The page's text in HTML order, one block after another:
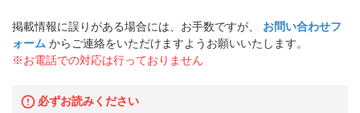
掲載情報に誤りがある場合には、お手数ですが、
お問い合わせフ
ォーム からご連絡をいただけますようお願いいたします。
※お電話での対応は行っておりません
必ずお読みください